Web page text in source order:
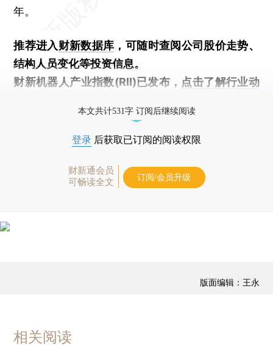
年。
推荐进入财新数据库 ，可随时查阅公司股价走势、
结构人员变化等投资信息。
财新机器人产业指数(RII)已发布， 点击了解行业动
本文共计531字 订阅后继续阅读
登录 后获取已订阅的阅读权限
财新通会员
可畅读全文
订阅/会员升级
版面编辑：王永
相关阅读